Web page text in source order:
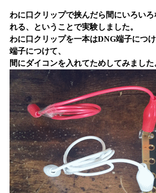
わに口クリップで挟んだら間にいろいろ
れる、ということで実験しました。
わに口クリップを一本はDNG端子につ
端子につけて、
間にダイコンを入れてためしてみました